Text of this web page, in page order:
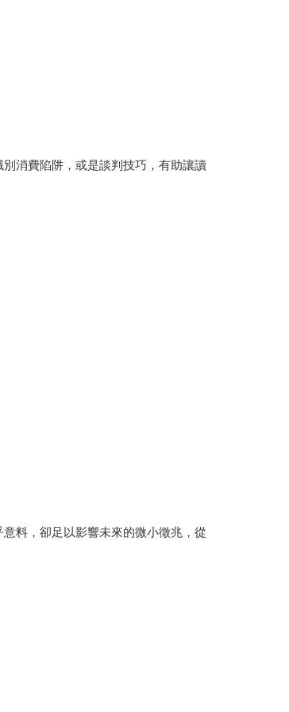
消費陷阱，或是談判技巧，有助讓讀
料，卻足以影響未來的微小徵兆，從